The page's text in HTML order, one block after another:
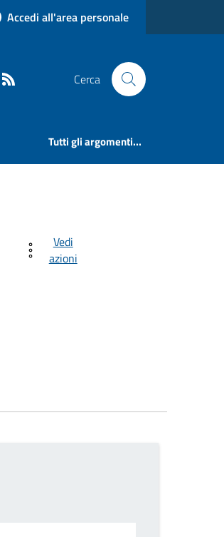
Accedi all'area personale
Cerca
Tutti gli argomenti...
Vedi
azioni